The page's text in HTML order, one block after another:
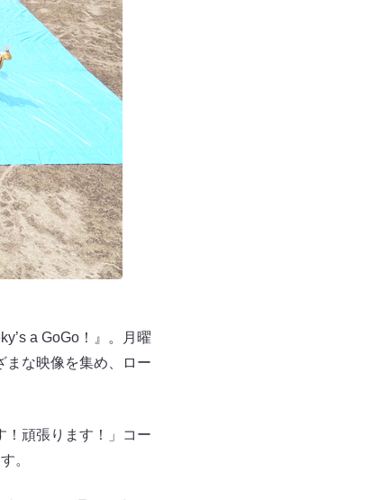
a GoGo！』。月曜
まな映像を集め、ロー
！頑張ります！」コー
。